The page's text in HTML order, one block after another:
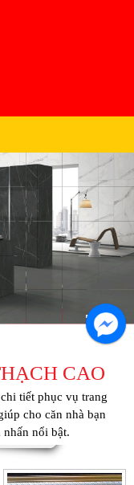
CAO
tiết phục vụ trang
cho căn nhà bạn
nổi bật.